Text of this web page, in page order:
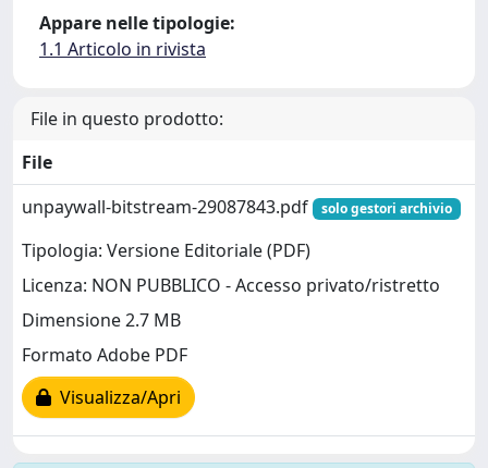
Appare nelle tipologie:
1.1 Articolo in rivista
File in questo prodotto:
File
unpaywall-bitstream-29087843.pdf
solo gestori archivio
Tipologia: Versione Editoriale (PDF)
Licenza: NON PUBBLICO - Accesso privato/ristretto
Dimensione 2.7 MB
Formato Adobe PDF
Visualizza/Apri